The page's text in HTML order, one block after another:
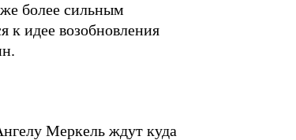
более сильным
к идее возобновления
Меркель ждут куда